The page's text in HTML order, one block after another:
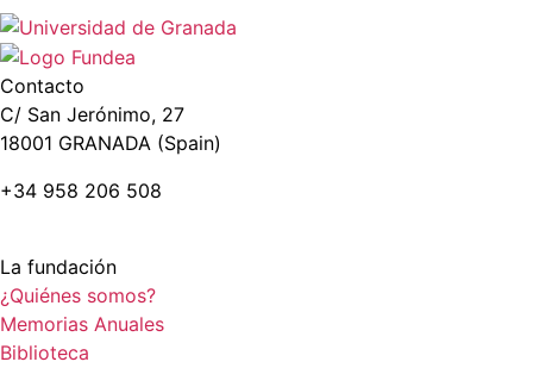
Contacto
C/ San Jerónimo, 27
18001 GRANADA (Spain)
+34 958 206 508
La fundación
¿Quiénes somos?
Memorias Anuales
Biblioteca